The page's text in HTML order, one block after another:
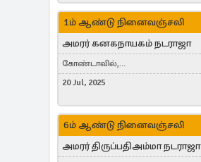
1ம் ஆண்டு நினைவஞ்சலி
அமரர் கனகநாயகம் நடராஜா
கோண்டாவில்,
புன்னாலைக்கட்டுவன், சவுதி
Germany, Brampton, Canada
20 Jul, 2025
6ம் ஆண்டு நினைவஞ்சலி
அமரர் திருப்பதிஅம்மா நடராஜா